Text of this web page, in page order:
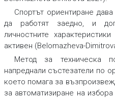
Спортът ориентиране
да работят заедно, и
личностните
активен (Belomazheva-
Метод за техническа
напреднали състезатели по
което помага за
за автоматизиране на